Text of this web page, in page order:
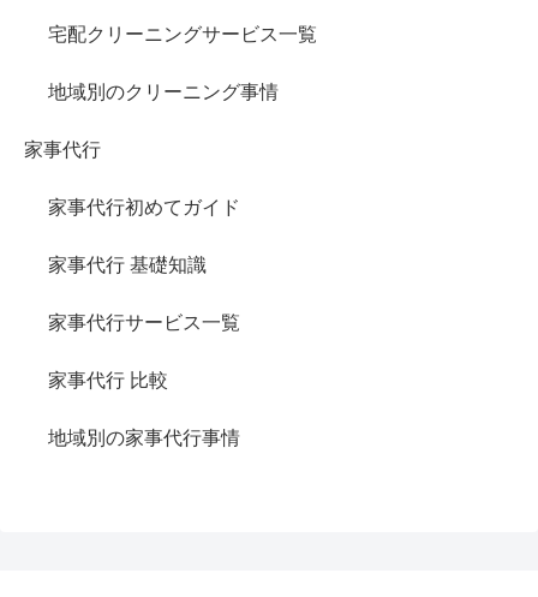
宅配クリーニングサービス一覧
地域別のクリーニング事情
家事代行
家事代行初めてガイド
家事代行 基礎知識
家事代行サービス一覧
家事代行 比較
地域別の家事代行事情